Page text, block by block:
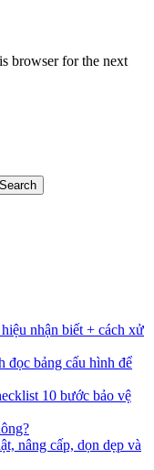
browser for the next
nhận biết + cách xử
đọc bảng cấu hình để
10 bước bảo vệ
nâng cấp, dọn dẹp và